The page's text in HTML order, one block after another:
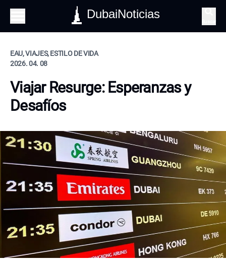
DubaiNoticias
EAU, VIAJES, ESTILO DE VIDA
2026. 04. 08
Viajar Resurge: Esperanzas y
Desafíos